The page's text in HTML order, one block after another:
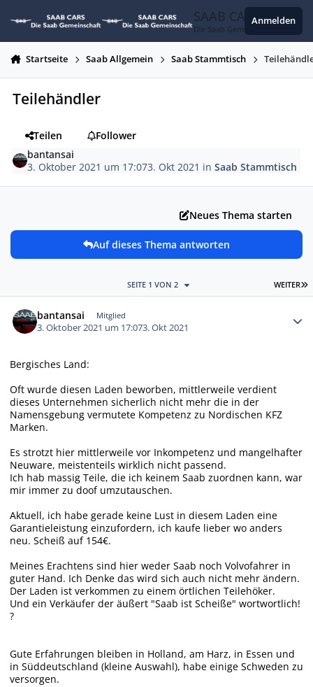
SAAB CARS
Die Saab Gemeinschaft
Anmelden
Startseite Saab Allgemein Saab Stammtisch
Teilehändler
Teilen
Follower
bantansai
3. Oktober 2021 um 17:073. Okt 2021 inSaab Stammtisch
Neues Thema starten
Auf dieses Thema antworten
WEITER
SEITE 1 VON 2
bantansai Mitglied
3. Oktober 2021 um 17:073. Okt 2021
Bergisches Land:
Oft wurde diesen Laden beworben, mittlerweile verdient
dieses Unternehmen sicherlich nicht mehr die in der
Namensgebung vermutete Kompetenz zu Nordischen KFZ
Marken.
Es strotzt hier mittlerweile vor Inkompetenz und mangelhafter
Neuware, meistenteils wirklich nicht passend.
Ich hab massig Teile, die ich keinem Saab zuordnen kann, war
mir immer zu doof umzutauschen.
Aktuell, ich habe gerade keine Lust in diesem Laden eine
Garantieleistung einzufordern, ich kaufe lieber wo anders
neu. Scheiß auf 154€.
Meines Erachtens sind hier weder Saab noch Volvofahrer in
guter Hand. Ich Denke das wird sich auch nicht mehr ändern.
Der Laden ist verkommen zu einem örtlichen Teilehöker.
Und ein Verkäufer der äußert "Saab ist Scheiße" wortwortlich!
?
Gute Erfahrungen bleiben in Holland, am Harz, in Essen und
in Süddeutschland (kleine Auswahl), habe einige Schweden zu
versorgen.